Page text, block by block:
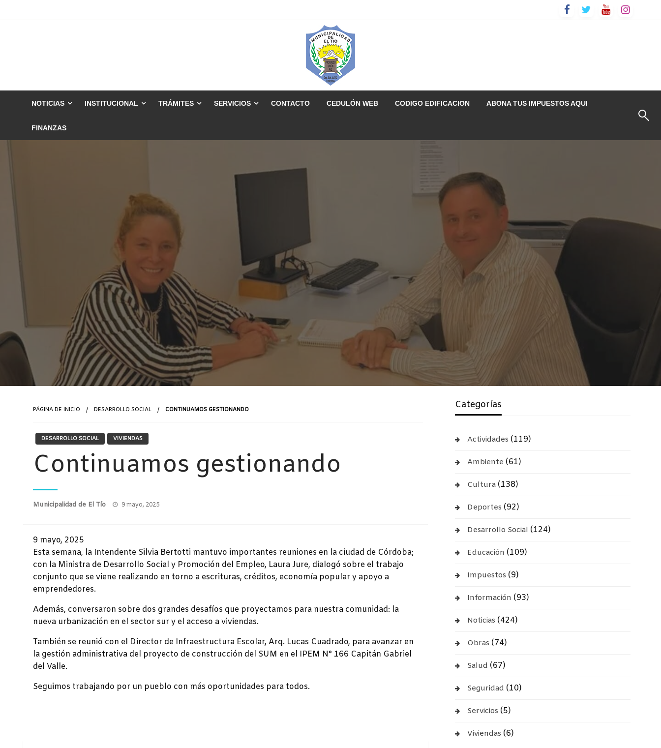
NOTICIAS INSTITUCIONAL TRÁMITES SERVICIOS CONTACTO CEDULÓN WEB CODIGO EDIFICACION ABONA TUS IMPUESTOS AQUI
FINANZAS
PÁGINA DE INICIO DESARROLLO SOCIAL CONTINUAMOS GESTIONANDO
DESARROLLO SOCIAL VIVIENDAS
Continuamos gestionando
Municipalidad de El Tío
Publicado
9 mayo, 2025
9 mayo, 2025
Esta semana, la Intendente Silvia Bertotti mantuvo importantes reuniones en la ciudad de Córdoba;
con la Ministra de Desarrollo Social y Promoción del Empleo, Laura Jure, dialogó sobre el trabajo
conjunto que se viene realizando en torno a escrituras, créditos, economía popular y apoyo a
emprendedores.
Además, conversaron sobre dos grandes desafíos que proyectamos para nuestra comunidad: la
nueva urbanización en el sector sur y el acceso a viviendas.
También se reunió con el Director de Infraestructura Escolar, Arq. Lucas Cuadrado, para avanzar en
la gestión administrativa del proyecto de construcción del SUM en el IPEM N° 166 Capitán Gabriel
del Valle.
Seguimos trabajando por un pueblo con más oportunidades para todos.
Categorías
Actividades (119)
Ambiente (61)
Cultura (138)
Deportes (92)
Desarrollo Social (124)
Educación (109)
Impuestos (9)
Información (93)
Noticias (424)
Obras (74)
Salud (67)
Seguridad (10)
Servicios (5)
Viviendas (6)